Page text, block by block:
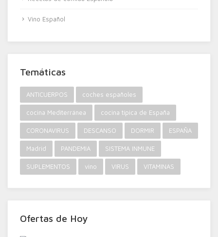
Vino Español
Temáticas
ANTICUERPOS coches españoles
cocina Mediterránea cocina típica de España
CORONAVIRUS DESCANSO DORMIR ESPAÑA
Madrid PANDEMIA SISTEMA INMUNE
SUPLEMENTOS vino VIRUS VITAMINAS
Ofertas de Hoy